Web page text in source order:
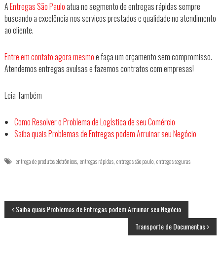
AEntregas São Pauloatua no segmento de entregas rápidas sempre
buscando a excelência nos serviços prestados e qualidade no atendimento
ao cliente.
Entre em contato agora mesmoe faça um orçamento sem compromisso.
Atendemos entregas avulsas e fazemos contratos com empresas!
Leia Também
Como Resolver o Problema de Logística de seu Comércio
Saiba quais Problemas de Entregas podem Arruinar seu Negócio
entrega de produtos eletrônicos, entregas rápidas, entregas são paulo, entregas seguras
Saiba quais Problemas de Entregas podem Arruinar seu Negócio
Transporte de Documentos